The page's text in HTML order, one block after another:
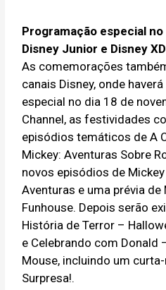
Programação especial no
Disney Junior e Disney XD
As comemorações
canais Disney, onde
especial no dia 18 de
Channel, as festividades
episódios temáticos de A
Mickey: Aventuras Sobre
novos episódios de
Aventuras e uma prévia de
Funhouse. Depois serão
História de Terror –
e Celebrando com Donald
Mouse, incluindo um
Surpresa!.